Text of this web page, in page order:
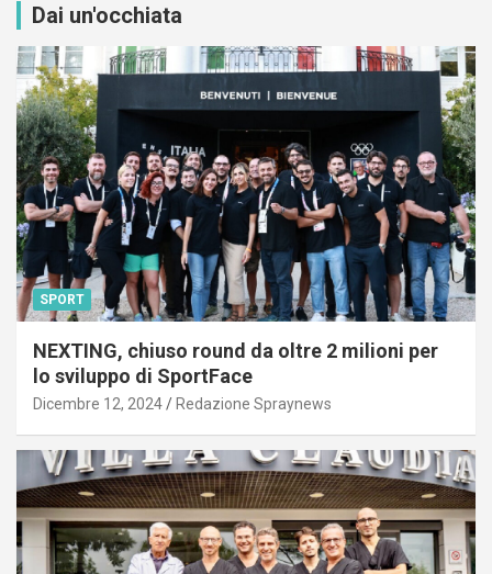
Dai un'occhiata
SPORT
NEXTING, chiuso round da oltre 2 milioni per
lo sviluppo di SportFace
Dicembre 12, 2024 Redazione Spraynews